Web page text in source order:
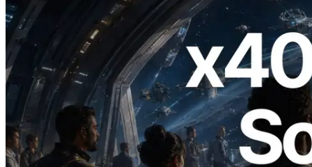
2026.07.04
ERPC lanza Solana RPC compatible con
x402 — La era en la que los agentes de IA
pagan bajo demanda por las API que